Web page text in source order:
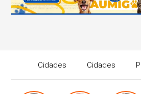
Cidades Cidades